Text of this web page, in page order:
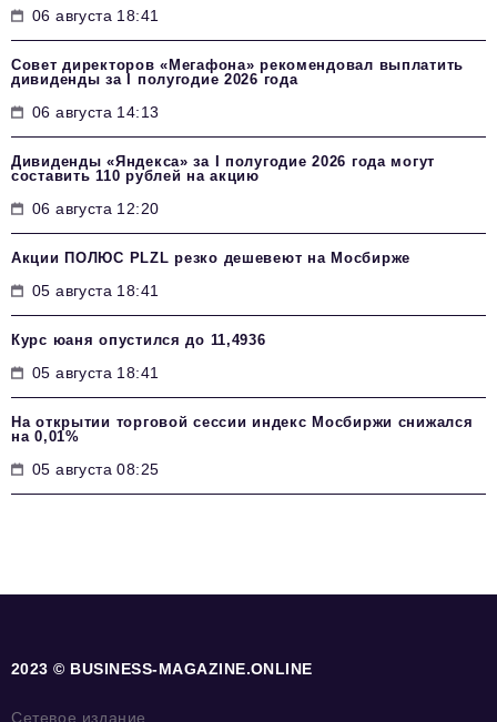
06 августа 18:41
Совет директоров «Мегафона» рекомендовал выплатить
дивиденды за I полугодие 2026 года
06 августа 14:13
Дивиденды «Яндекса» за I полугодие 2026 года могут
составить 110 рублей на акцию
06 августа 12:20
Акции ПОЛЮС PLZL резко дешевеют на Мосбирже
05 августа 18:41
Курс юаня опустился до 11,4936
05 августа 18:41
На открытии торговой сессии индекс Мосбиржи снижался
на 0,01%
05 августа 08:25
2023 © BUSINESS-MAGAZINE.ONLINE
Сетевое издание